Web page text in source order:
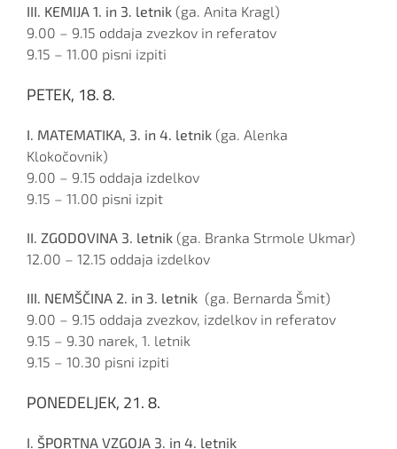
III. KEMIJA 1. in 3. letnik (ga. Anita Kragl)
9.00 – 9.15 oddaja zvezkov in referatov
9.15 – 11.00 pisni izpiti
PETEK, 18. 8.
I. MATEMATIKA, 3. in 4. letnik (ga. Alenka
Klokočovnik)
9.00 – 9.15 oddaja izdelkov
9.15 – 11.00 pisni izpit
II. ZGODOVINA 3. letnik (ga. Branka Strmole Ukmar)
12.00 – 12.15 oddaja izdelkov
III. NEMŠČINA 2. in 3. letnik (ga. Bernarda Šmit)
9.00 – 9.15 oddaja zvezkov, izdelkov in referatov
9.15 – 9.30 narek, 1. letnik
9.15 – 10.30 pisni izpiti
PONEDELJEK, 21. 8.
I. ŠPORTNA VZGOJA 3. in 4. letnik